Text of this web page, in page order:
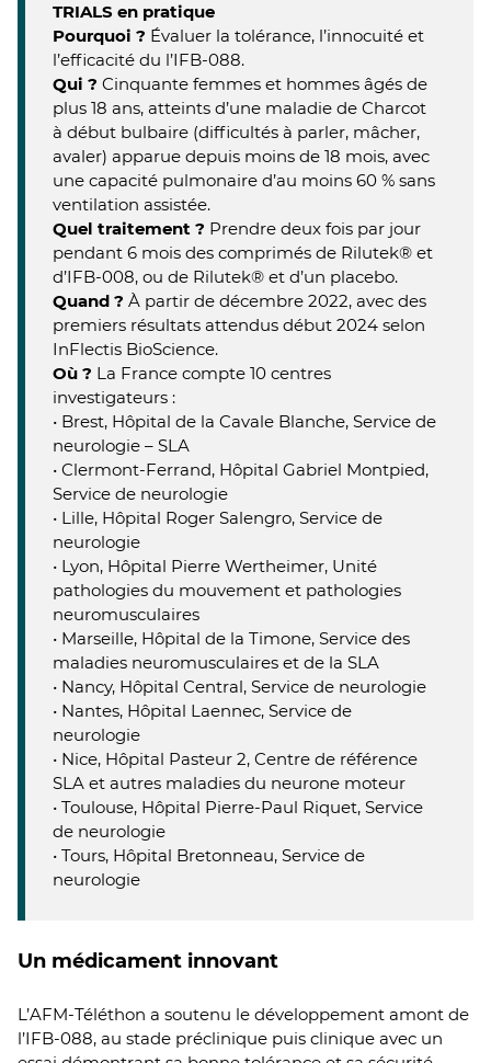
TRIALS en pratique
Pourquoi ? Évaluer la tolérance, l’innocuité et
l’efficacité du l’IFB-088.
Qui ? Cinquante femmes et hommes âgés de
plus 18 ans, atteints d’une maladie de Charcot
à début bulbaire (difficultés à parler, mâcher,
avaler) apparue depuis moins de 18 mois, avec
une capacité pulmonaire d’au moins 60 % sans
ventilation assistée.
Quel traitement ? Prendre deux fois par jour
pendant 6 mois des comprimés de Rilutek® et
d’IFB-008, ou de Rilutek® et d’un placebo.
Quand ? À partir de décembre 2022, avec des
premiers résultats attendus début 2024 selon
InFlectis BioScience.
Où ? La France compte 10 centres
investigateurs :
• Brest, Hôpital de la Cavale Blanche, Service de
neurologie – SLA
• Clermont-Ferrand, Hôpital Gabriel Montpied,
Service de neurologie
• Lille, Hôpital Roger Salengro, Service de
neurologie
• Lyon, Hôpital Pierre Wertheimer, Unité
pathologies du mouvement et pathologies
neuromusculaires
• Marseille, Hôpital de la Timone, Service des
maladies neuromusculaires et de la SLA
• Nancy, Hôpital Central, Service de neurologie
• Nantes, Hôpital Laennec, Service de
neurologie
• Nice, Hôpital Pasteur 2, Centre de référence
SLA et autres maladies du neurone moteur
• Toulouse, Hôpital Pierre-Paul Riquet, Service
de neurologie
• Tours, Hôpital Bretonneau, Service de
neurologie
Un médicament innovant
L’AFM-Téléthon a soutenu le développement amont de
l’IFB-088, au stade préclinique puis clinique avec un